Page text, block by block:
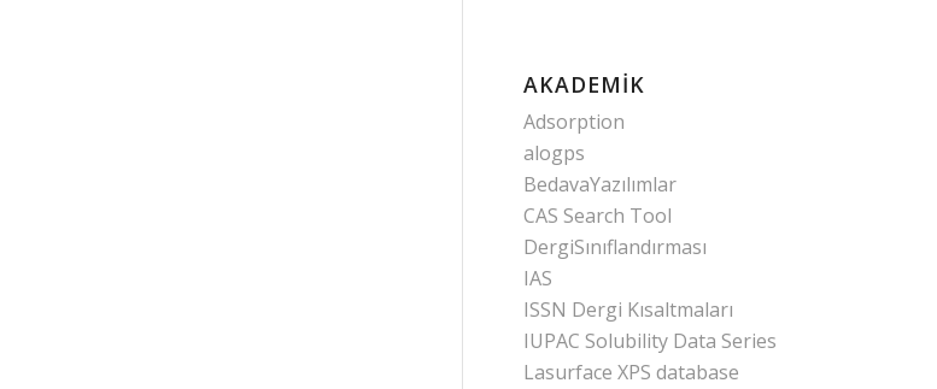
AKADEMIK
Adsorption
alogps
BedavaYazılımlar
CAS Search Tool
DergiSınıflandırması
IAS
ISSN Dergi Kısaltmaları
IUPAC Solubility Data Series
Lasurface XPS database